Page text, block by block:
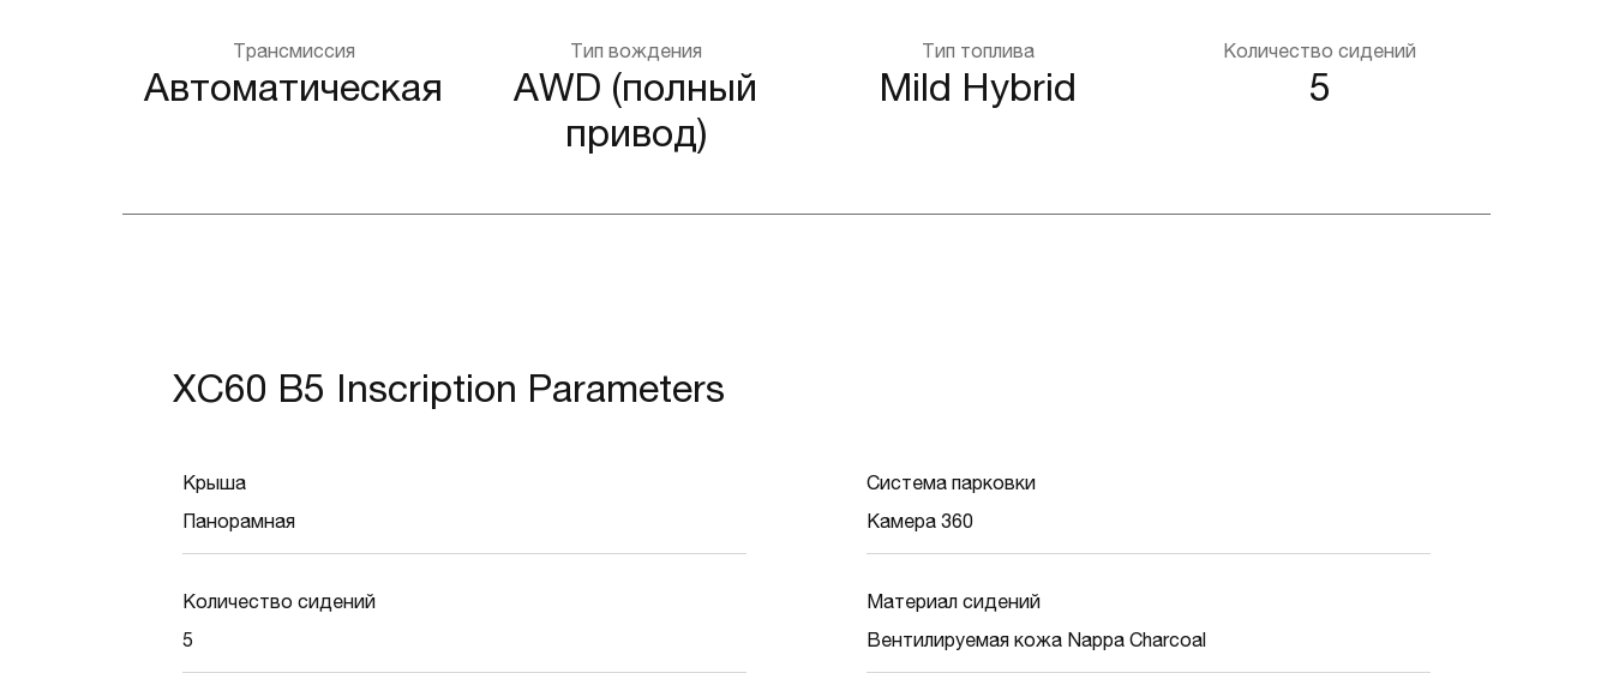
Трансмиссия
Автоматическая
Тип вождения
AWD (полный
привод)
Тип топлива
Mild Hybrid
Количество сидений
5
XC60 B5 Inscription Parameters
Крыша
Панорамная
Система парковки
Камера 360
Количество сидений
5
Материал сидений
Вентилируемая кожа Nappa Charcoal